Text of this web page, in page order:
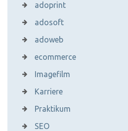
adoprint
adosoft
adoweb
ecommerce
Imagefilm
Karriere
Praktikum
SEO